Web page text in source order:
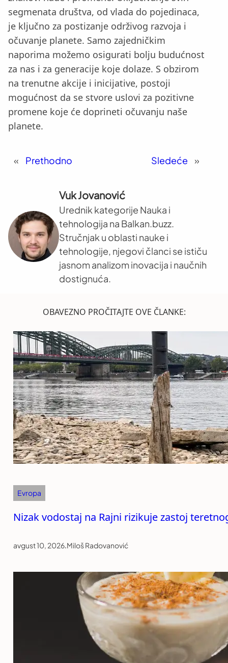
segmenata društva, od vlada do pojedinaca,
je ključno za postizanje održivog razvoja i
očuvanje planete. Samo zajedničkim
naporima možemo osigurati bolju budućnost
za nas i za generacije koje dolaze. S obzirom
na trenutne akcije i inicijative, postoji
mogućnost da se stvore uslovi za pozitivne
promene koje će doprineti očuvanju naše
planete.
« Prethodno Sledeće »
Vuk Jovanović
Urednik kategorije Nauka i
tehnologija na Balkan.buzz.
Stručnjak u oblasti nauke i
tehnologije, njegovi članci se ističu
jasnom analizom inovacija i naučnih
dostignuća.
OBAVEZNO PROČITAJTE OVE ČLANKE:
Evropa
Nizak vodostaj na Rajni rizikuje zastoj
avgust 10, 2026.Miloš Radovanović